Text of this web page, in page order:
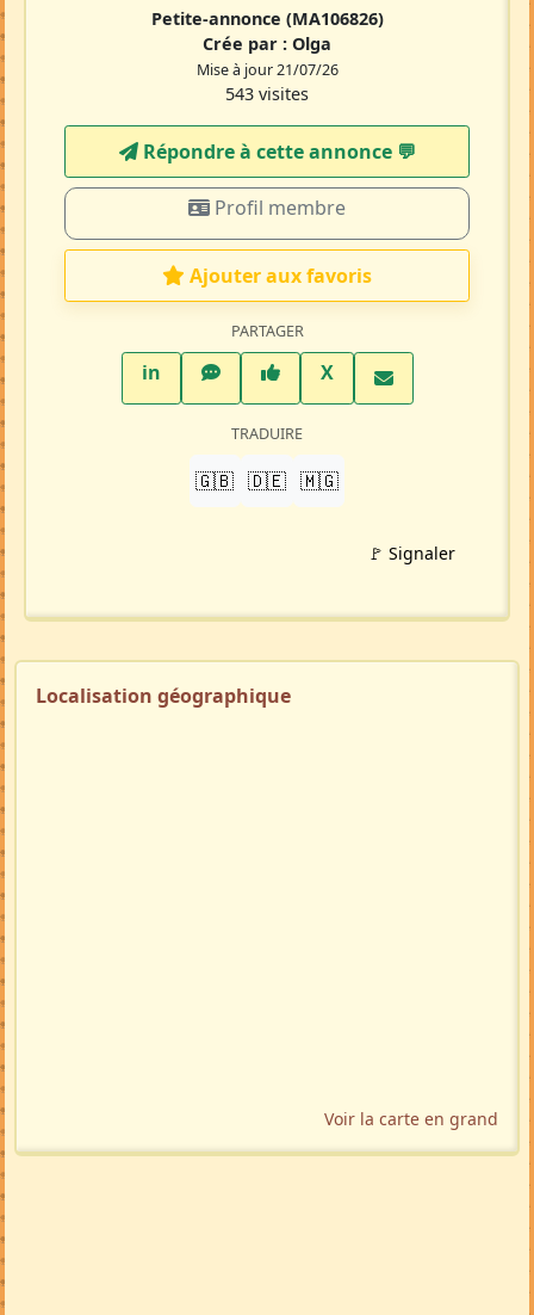
Petite-annonce (MA106826)
Crée par : Olga
Mise à jour 21/07/26
543 visites
Répondre à cette annonce 💬​
Profil membre
Ajouter aux favoris
PARTAGER
inLinkedInWhatsAppFacebook
XTwitter X
TRADUIRE
🇬🇧 🇩🇪 🇲🇬
🚩 Signaler
Localisation géographique
Voir la carte en grand